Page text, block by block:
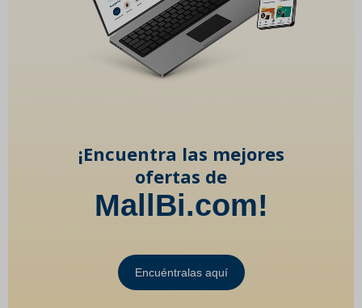
¡Encuentra las mejores
ofertas de
MallBi.com!
Encuéntralas aquí